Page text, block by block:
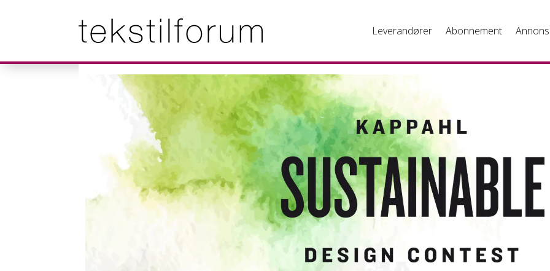
Leverandører Abonnement